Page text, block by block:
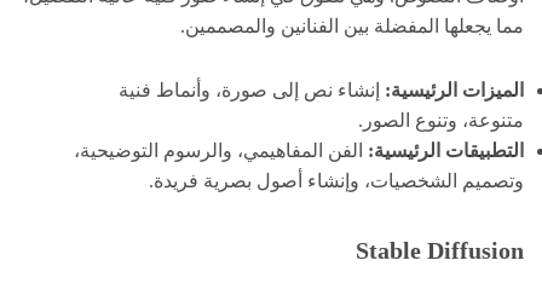
مما يجعلها المفضلة بين الفنانين والمصممين.
الميزات الرئيسية: إنشاء نص إلى صورة، وأنماط فنية
متنوعة، وتنوع الصور.
التطبيقات الرئيسية: الفن المفاهيمي، والرسوم التوضيحية،
وتصميم الشخصيات، وإنشاء أصول بصرية فريدة.
Stable Diffusion